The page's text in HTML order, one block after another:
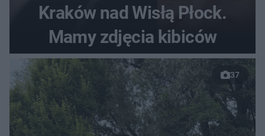
Kraków nad Wisłą Płock.
Mamy zdjęcia kibiców
37